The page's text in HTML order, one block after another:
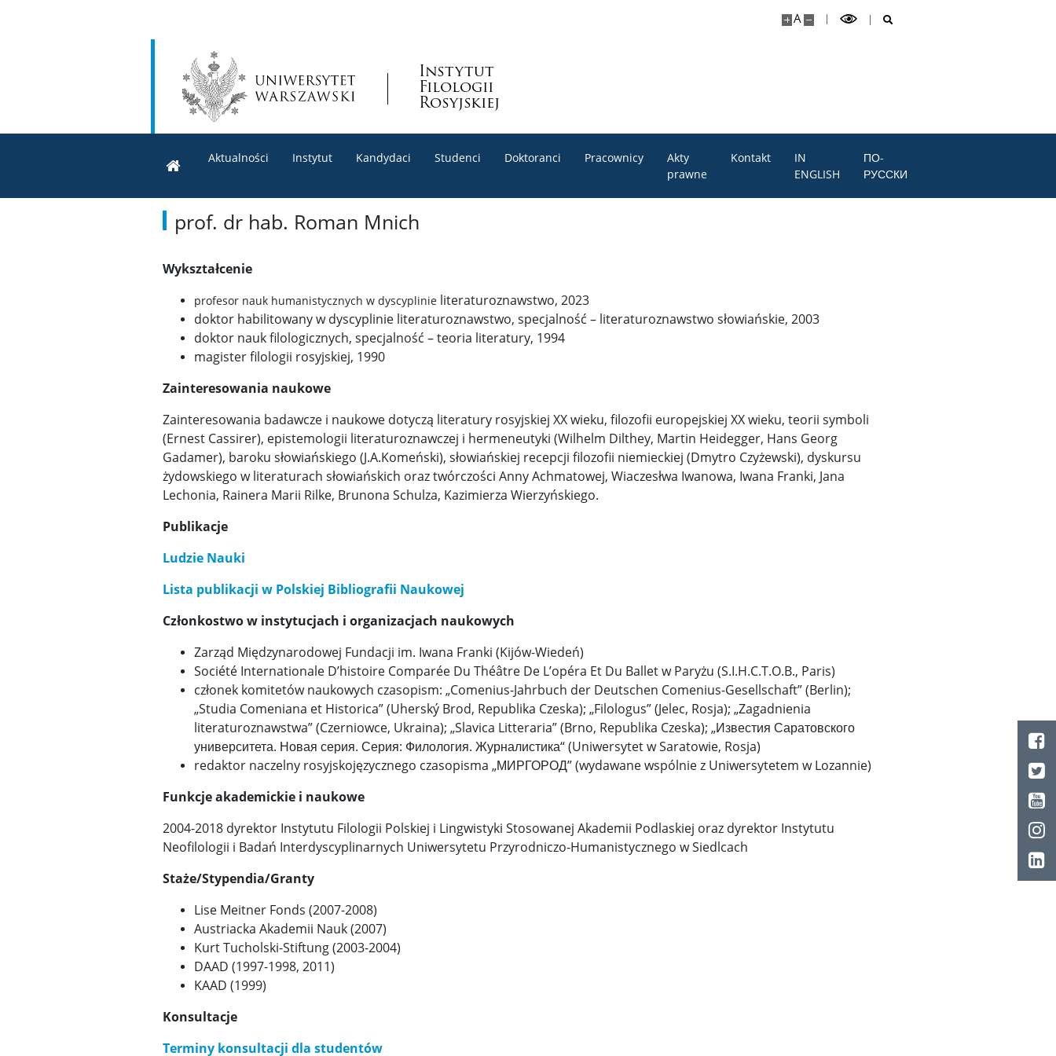
A
Instytut
Filologii
Rosyjskiej
Aktualności Instytut Kandydaci Studenci Doktoranci Pracownicy
Akty
prawne
Kontakt
IN
ENGLISH
ПО-
РУССКИ
prof. dr hab. Roman Mnich
Wykształcenie
profesor nauk humanistycznych w dyscyplinie literaturoznawstwo, 2023
doktor habilitowany w dyscyplinie literaturoznawstwo, specjalność – literaturoznawstwo słowiańskie, 2003
doktor nauk filologicznych, specjalność – teoria literatury, 1994
magister filologii rosyjskiej, 1990
Zainteresowania naukowe
Zainteresowania badawcze i naukowe dotyczą literatury rosyjskiej XX wieku, filozofii europejskiej XX wieku, teorii symboli
(Ernest Cassirer), epistemologii literaturoznawczej i hermeneutyki (Wilhelm Dilthey, Martin Heidegger, Hans Georg
Gadamer), baroku słowiańskiego (J.A.Komeński), słowiańskiej recepcji filozofii niemieckiej (Dmytro Czyżewski), dyskursu
żydowskiego w literaturach słowiańskich oraz twórczości Anny Achmatowej, Wiaczesłwa Iwanowa, Iwana Franki, Jana
Lechonia, Rainera Marii Rilke, Brunona Schulza, Kazimierza Wierzyńskiego.
Publikacje
Ludzie Nauki
Lista publikacji w Polskiej Bibliografii Naukowej
Członkostwo w instytucjach i organizacjach naukowych
Zarząd Międzynarodowej Fundacji im. Iwana Franki (Kijów-Wiedeń)
Société Internationale D’histoire Comparée Du Théâtre De L’opéra Et Du Ballet w Paryżu (S.I.H.C.T.O.B., Paris)
członek komitetów naukowych czasopism: „Comenius-Jahrbuch der Deutschen Comenius-Gesellschaft” (Berlin);
„Studia Comeniana et Historica” (Uherský Brod, Republika Czeska); „Filologus” (Jelec, Rosja); „Zagadnienia
literaturoznawstwa” (Czerniowce, Ukraina); „Slavica Litteraria” (Brno, Republika Czeska); „Известия Саратовского
университета. Новая серия. Серия: Филология. Журналистика“ (Uniwersytet w Saratowie, Rosja)
redaktor naczelny rosyjskojęzycznego czasopisma „МИРГОРОД” (wydawane wspólnie z Uniwersytetem w Lozannie)
Funkcje akademickie i naukowe
2004-2018 dyrektor Instytutu Filologii Polskiej i Lingwistyki Stosowanej Akademii Podlaskiej oraz dyrektor Instytutu
Neofilologii i Badań Interdyscyplinarnych Uniwersytetu Przyrodniczo-Humanistycznego w Siedlcach
Staże/Stypendia/Granty
Lise Meitner Fonds (2007-2008)
Austriacka Akademii Nauk (2007)
Kurt Tucholski-Stiftung (2003-2004)
DAAD (1997-1998, 2011)
KAAD (1999)
Konsultacje
Terminy konsultacji dla studentów